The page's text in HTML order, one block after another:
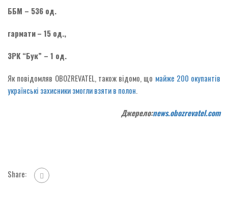
ББМ – 536 од.
гармати– 15 од.,
ЗРК “Бук” – 1 од.
Як повідомляв OBOZREVATEL, також відомо, що майже 200 окупантів
українські захисники змогли взяти в полон.
Джерело:news.obozrevatel.com
Share: